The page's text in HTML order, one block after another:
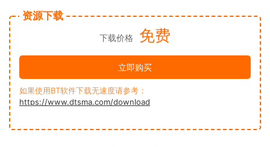
资源下载
下载价格 免费
立即购买
如果使用BT软件下载无速度请参考：
https://www.dtsma.com/download